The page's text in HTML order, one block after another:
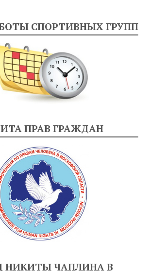
СПОРТИВНЫХ ГРУПП
ПРАВ ГРАЖДАН
НИКИТЫ ЧАПЛИНА В